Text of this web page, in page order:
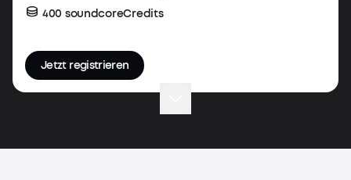
400 soundcoreCredits
Jetzt registrieren
200 soundcoreCredits